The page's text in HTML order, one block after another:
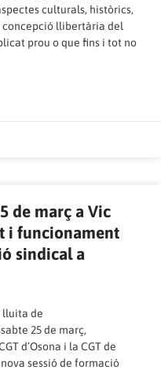
culturals, històrics,
concepció llibertària del
prou o que fins i tot no
de març a Vic
i funcionament
sindical a
lluita de
25 de març,
d’Osona i la CGT de
sessió de formació